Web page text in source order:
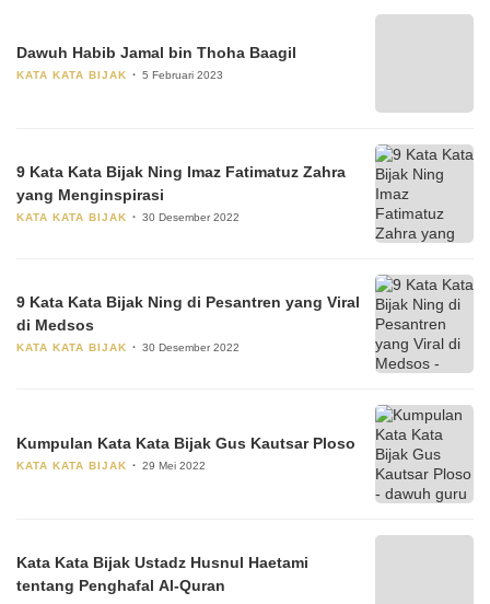
Dawuh Habib Jamal bin Thoha Baagil
KATA KATA BIJAK 5 Februari 2023
9 Kata Kata Bijak Ning Imaz Fatimatuz Zahra
yang Menginspirasi
KATA KATA BIJAK 30 Desember 2022
9 Kata Kata Bijak Ning di Pesantren yang Viral
di Medsos
KATA KATA BIJAK 30 Desember 2022
Kumpulan Kata Kata Bijak Gus Kautsar Ploso
KATA KATA BIJAK 29 Mei 2022
Kata Kata Bijak Ustadz Husnul Haetami
tentang Penghafal Al-Quran